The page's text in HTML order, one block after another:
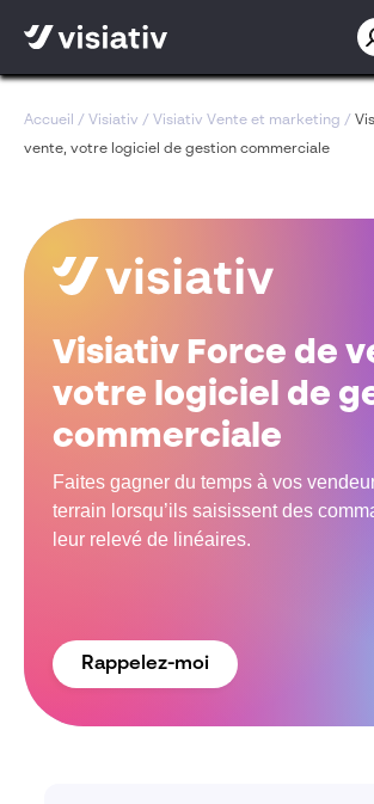
Accueil / Visiativ / Visiativ Vente et marketing /
vente, votre logiciel de gestion commerciale
Visiativ Force de
votre logiciel de
commerciale
Faites gagner du temps à vos
terrain lorsqu’ils saisissent des
leur relevé de linéaires.
Rappelez-moi